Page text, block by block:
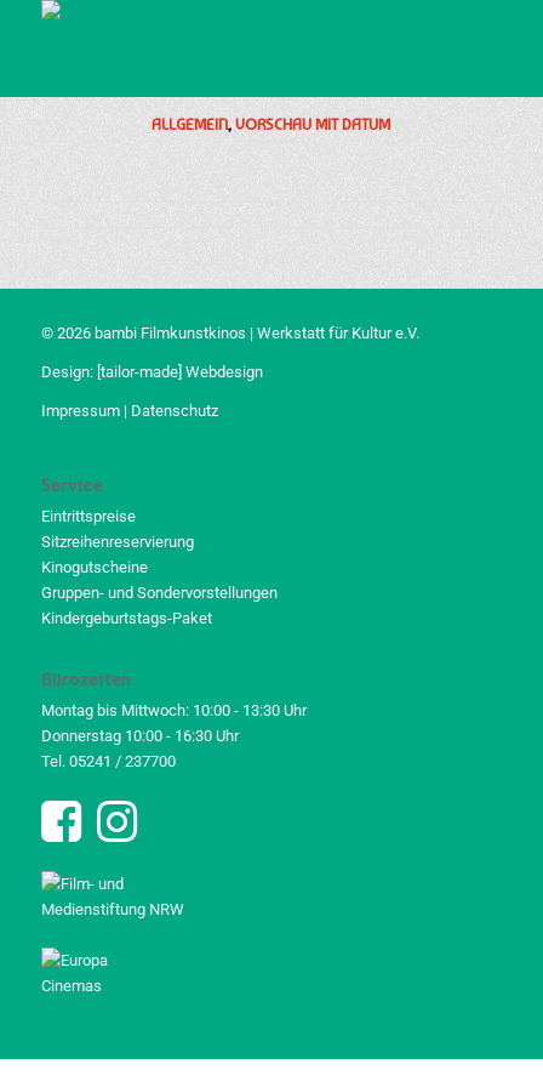
ALLGEMEIN,VORSCHAU MIT DATUM
© 2026 bambi Filmkunstkinos | Werkstatt für Kultur e.V.
Design: [tailor-made] Webdesign
Impressum| Datenschutz
Service
Eintrittspreise
Sitzreihenreservierung
Kinogutscheine
Gruppen- und Sondervorstellungen
Kindergeburtstags-Paket
Bürozeiten
Montag bis Mittwoch: 10:00 - 13:30 Uhr
Donnerstag 10:00 - 16:30 Uhr
Tel. 05241 / 237700